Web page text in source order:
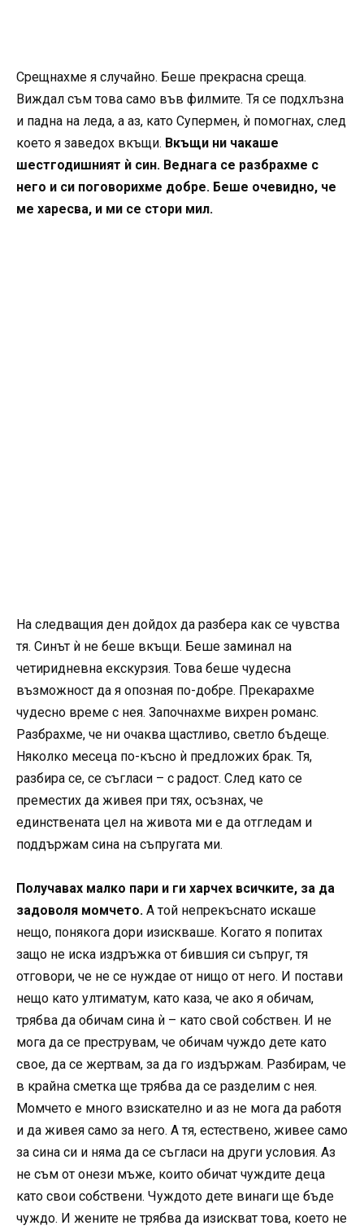
Срещнахме я случайно. Беше прекрасна среща.
Виждал съм това само във филмите. Тя се подхлъзна
и падна на леда, а аз, като Супермен, ѝ помогнах, след
което я заведох вкъщи. Вкъщи ни чакаше
шестгодишният ѝ син. Веднага се разбрахме с
него и си поговорихме добре. Беше очевидно, че
ме харесва, и ми се стори мил.
На следващия ден дойдох да разбера как се чувства
тя. Синът ѝ не беше вкъщи. Беше заминал на
четиридневна екскурзия. Това беше чудесна
възможност да я опозная по-добре. Прекарахме
чудесно време с нея. Започнахме вихрен романс.
Разбрахме, че ни очаква щастливо, светло бъдеще.
Няколко месеца по-късно ѝ предложих брак. Тя,
разбира се, се съгласи – с радост. След като се
преместих да живея при тях, осъзнах, че
единствената цел на живота ми е да отгледам и
поддържам сина на съпругата ми.
Получавах малко пари и ги харчех всичките, за да
задоволя момчето. А той непрекъснато искаше
нещо, понякога дори изискваше. Когато я попитах
защо не иска издръжка от бившия си съпруг, тя
отговори, че не се нуждае от нищо от него. И постави
нещо като ултиматум, като каза, че ако я обичам,
трябва да обичам сина ѝ – като свой собствен. И не
мога да се преструвам, че обичам чуждо дете като
свое, да се жертвам, за да го издържам. Разбирам, че
в крайна сметка ще трябва да се разделим с нея.
Момчето е много взискателно и аз не мога да работя
и да живея само за него. А тя, естествено, живее само
за сина си и няма да се съгласи на други условия. Аз
не съм от онези мъже, които обичат чуждите деца
като свои собствени. Чуждото дете винаги ще бъде
чуждо. И жените не трябва да изискват това, което не